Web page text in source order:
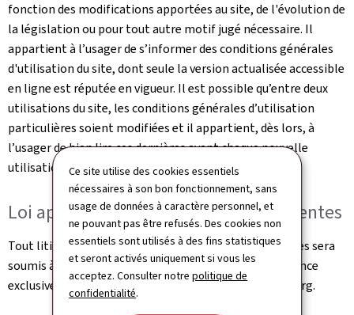
Ce site utilise des cookies essentiels
nécessaires à son bon fonctionnement, sans
usage de données à caractère personnel, et
ne pouvant pas être refusés. Des cookies non
essentiels sont utilisés à des fins statistiques
et seront activés uniquement si vous les
acceptez. Consulter notrepolitique de
confidentialité.
fonction des modifications apportées au site, de l'évolution de
la législation ou pour tout autre motif jugé nécessaire. Il
appartient à l’usager de s’informer des conditions générales
d'utilisation du site, dont seule la version actualisée accessible
en ligne est réputée en vigueur. Il est possible qu’entre deux
utilisations du site, les conditions générales d’utilisation
particulières soient modifiées et il appartient, dès lors, à
l’usager de bien lire ces dernières avant chaque nouvelle
utilisation.
Loi applicable et juridictions compétentes
Tout litige relatif à l'utilisation de ce site et ses Services sera
soumis à la loi luxembourgeoise et sera de la compétence
exclusive des juridictions du Grand-Duché de Luxembourg.